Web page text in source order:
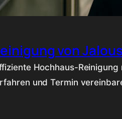
von
Hochhaus-
und Termin